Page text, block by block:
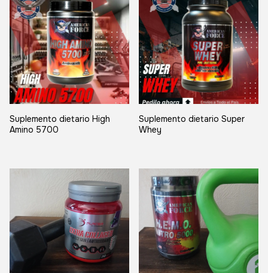
Suplemento dietario High
Amino 5700
Suplemento dietario Super
Whey